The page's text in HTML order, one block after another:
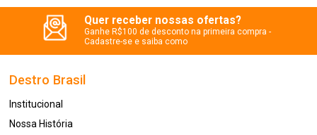
Quer receber nossas ofertas?
Ganhe R$100 de desconto na primeira compra -
Cadastre-se e saiba como
Destro Brasil
Institucional
Nossa História